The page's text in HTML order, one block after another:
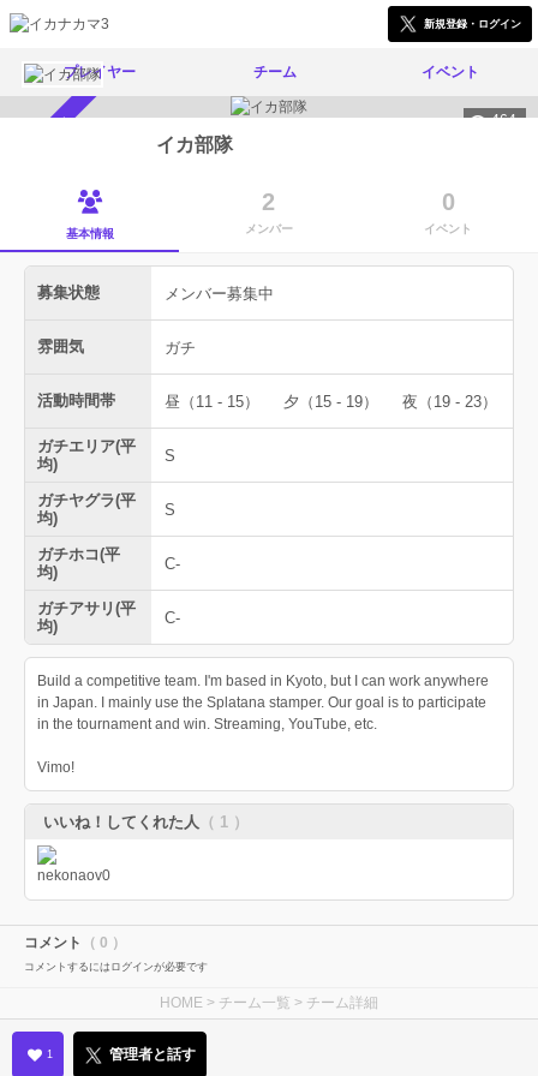
新規登録・ログイン
プレイヤー チーム イベント
464
イカ部隊
基本情報
2
メンバー
0
イベント
募集状態 メンバー募集中
雰囲気 ガチ
活動時間帯 昼（11 - 15） 夕（15 - 19） 夜（19 - 23）
ガチエリア(平
均)
S
ガチヤグラ(平
均)
S
ガチホコ(平
均)
C-
ガチアサリ(平
均)
C-
Build a competitive team. I'm based in Kyoto, but I can work anywhere
in Japan. I mainly use the Splatana stamper. Our goal is to participate
in the tournament and win. Streaming, YouTube, etc.
Vimo!
いいね！してくれた人 （ 1 ）
コメント （ 0 ）
コメントするにはログインが必要です
HOME > チーム一覧 > チーム詳細
1 管理者と話す